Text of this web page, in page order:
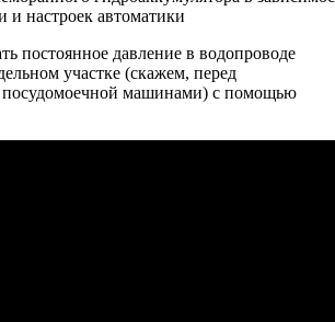
и настроек автоматики
постоянное давление в водопроводе
участке (скажем, перед
посудомоечной машинами) с помощью